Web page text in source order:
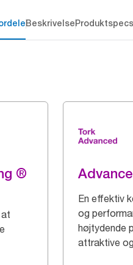
Beskrivelse
®
En effektiv
og
højtydende
attraktive